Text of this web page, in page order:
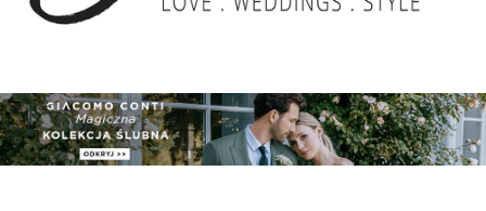
ADVERTISING
ZGŁOSZENIA